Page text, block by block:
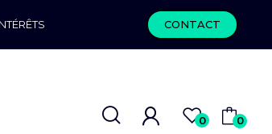
CONTACT
0 0